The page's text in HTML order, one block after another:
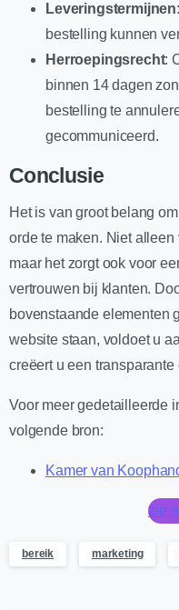
Leveringstermijnen
bestelling kunnen
Herroepingsrecht:
binnen 14 dagen
bestelling te
gecommuniceerd.
Conclusie
Het is van groot belang
orde te maken. Niet
maar het zorgt ook voor
vertrouwen bij klanten.
bovenstaande elementen
website staan, voldoet u
creëert u een
Voor meer gedetailleerde
volgende bron:
Kamer van
zie
bereik marketing